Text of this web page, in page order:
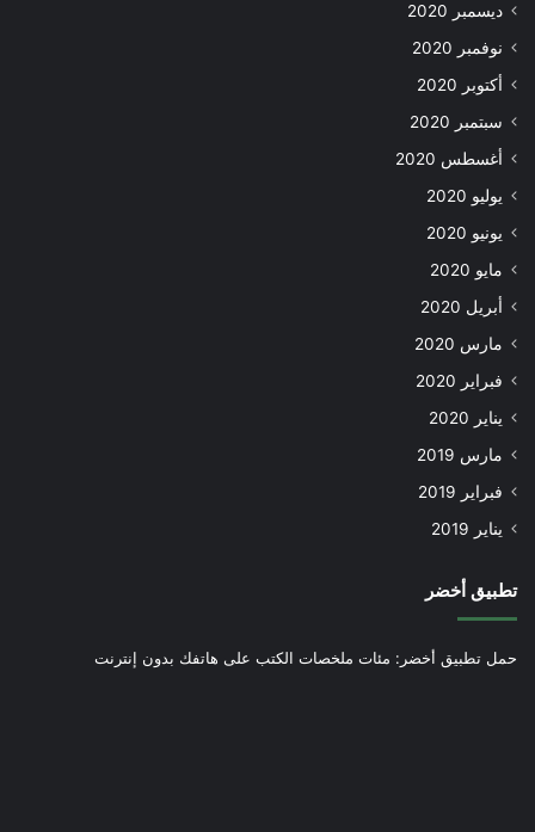
ديسمبر 2020
نوفمبر 2020
أكتوبر 2020
سبتمبر 2020
أغسطس 2020
يوليو 2020
يونيو 2020
مايو 2020
أبريل 2020
مارس 2020
فبراير 2020
يناير 2020
مارس 2019
فبراير 2019
يناير 2019
تطبيق أخضر
حمل تطبيق أخضر: مئات ملخصات الكتب على هاتفك بدون إنترنت